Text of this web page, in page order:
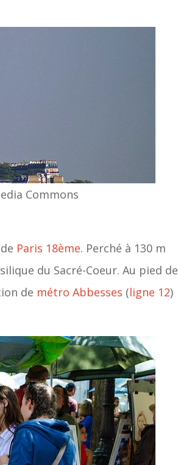
Commons
Paris 18ème. Perché à 130 m
du Sacré-Coeur. Au pied de
de métro Abbesses (ligne 12)